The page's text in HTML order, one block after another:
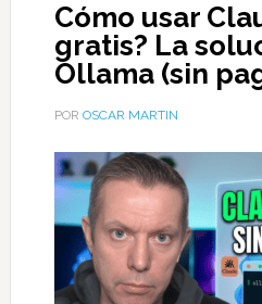
Cómo usar
gratis? La
Ollama (sin
POR OSCAR MARTIN